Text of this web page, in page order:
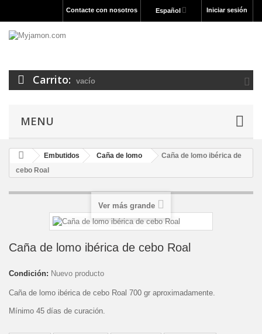
Iniciar sesión
Español
Contacte con nosotros
Carrito: vacío
MENU
Embutidos Caña de lomo
Caña de lomo ibérica de
cebo Roal
Ver más grande
Caña de lomo ibérica de cebo Roal
Condición: Nuevo producto
Caña de lomo ibérica de cebo Roal 700 gr aproximadamente.
Mínimo 45 días de curación.